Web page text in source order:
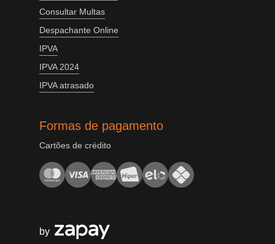
Consultar Multas
Despachante Online
IPVA
IPVA 2024
IPVA atrasado
Formas de pagamento
Cartões de crédito
by